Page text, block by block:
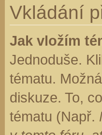
Vkládání
Jak vložím
Jednoduše.
tématu.
diskuze. To,
tématu (Např.